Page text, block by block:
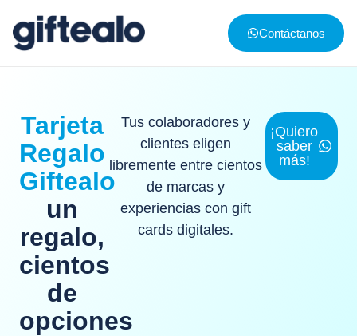
Contáctanos
Tarjeta
Regalo
Giftealo
un
regalo,
cientos
de
opciones
Tus colaboradores y
clientes eligen
libremente entre cientos
de marcas y
experiencias con gift
cards digitales.​
¡Quiero
saber
más!